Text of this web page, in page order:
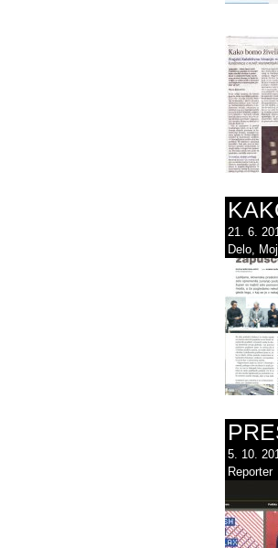
21. 6.
Delo,
5. 10.
Reporter